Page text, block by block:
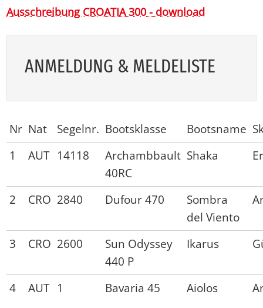
Ausschreibung CROATIA 300 - download
AN­MEL­DUNG & MEL­DE­LIS­TE
Nr Nat Segelnr. Bootsklasse Bootsname
1
AUT 14118
Archambbault
40RC
Shaka
2 CRO 2840 Dufour 470
Sombra
del Viento
3 CRO 2600
Sun Odyssey
440 P
Ikarus
4 AUT 1 Bavaria 45 Aiolos